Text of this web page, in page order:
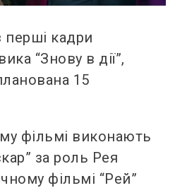
перші кадри
“Знову в дії”,
15
фільмі виконають
за роль Рея
фільмі “Рей”